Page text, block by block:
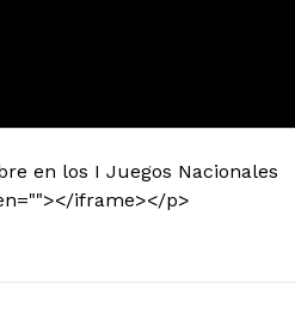
en los I Juegos Nacionales
iframe></p>